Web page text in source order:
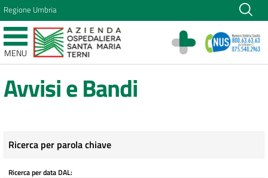
Vai ai contenuti
Vai al menu di navigazione
Vai al footer
Regione Umbria
MENU
Azienda Ospedaliera Santa Maria di Terni
Sito Istituzionale
Avvisi e Bandi
Ricerca per parola chiave
Ricerca per data DAL: